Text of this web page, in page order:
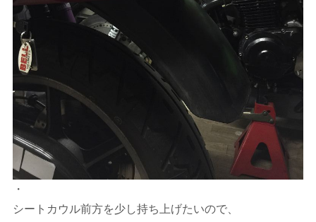
・
シートカウル前方を少し持ち上げたいので、